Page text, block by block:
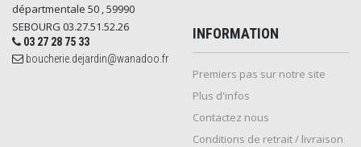
départmentale 50 , 59990
SEBOURG 03.27.51.52.26
03 27 28 75 33
boucherie.dejardin@wanadoo.fr
INFORMATION
Premiers pas sur notre site
Plus d'infos
Contactez nous
Conditions de retrait / livraison